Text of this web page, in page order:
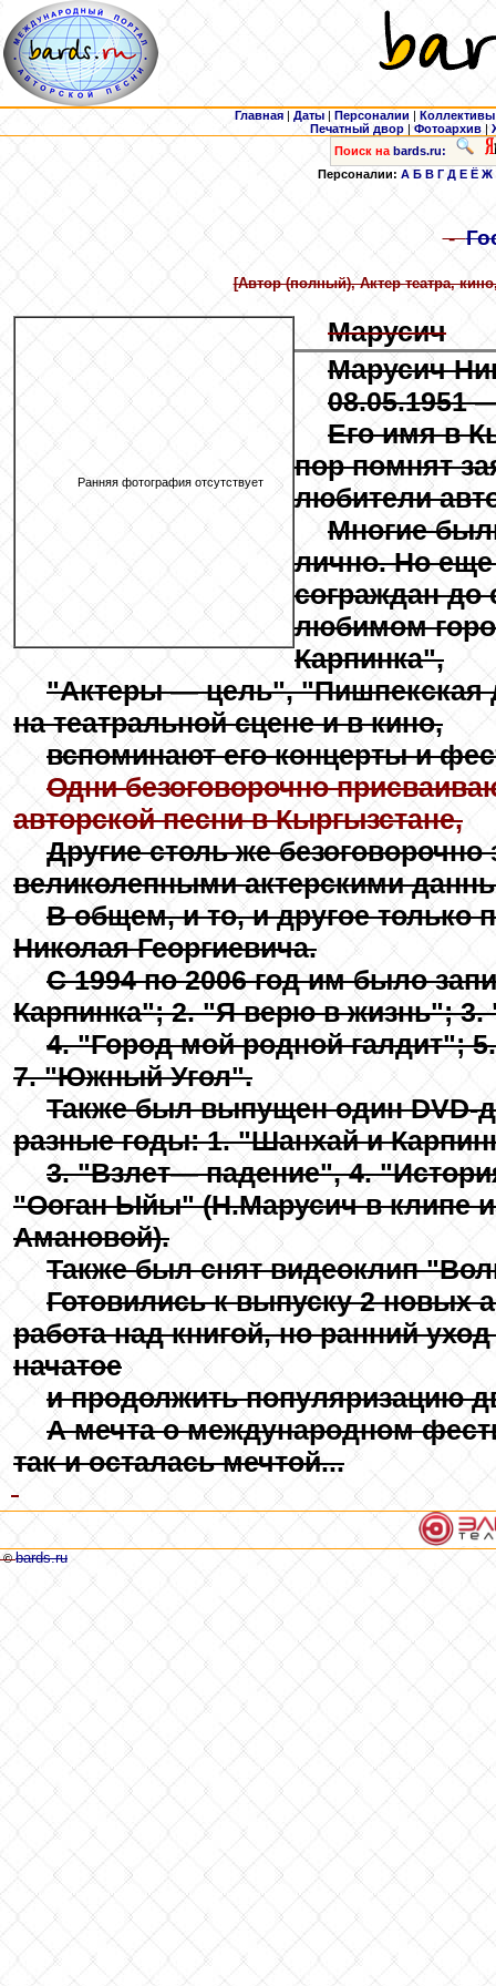
Главная | Даты | Персоналии | Коллективы
Печатный двор |Фотоархив |
Поиск на bards.ru:
Персоналии: А Б В Г Д Е Ё Ж
-
[Автор (полный), Актер театра,
Ранняя фотография отсутствует
Марусич
Марусич
08.05.1951
Его имя в
пор помнят
любители
Многие
лично. Но
сограждан до
любимом
Карпинка",
"Актеры — цель", "Пишпекская
на театральной сцене и в кино,
вспоминают его концерты и
Одни безоговорочно
авторской песни в Кыргызстане,
Другие столь же
великолепными актерскими
В общем, и то, и другое только
Николая Георгиевича.
С 1994 по 2006 год им было
Карпинка"; 2. "Я верю в жизнь";
4. "Город мой родной галдит";
7. "Южный Угол".
Также был выпущен один DVD-
разные годы: 1. "Шанхай и
3. "Взлет— падение", 4.
"Ооган Ыйы" (Н.Марусич в клипе
Амановой).
Также был снят видеоклип
Готовились к выпуску 2 новых
работа над книгой, но ранний
начатое
и продолжить популяризацию
А мечта о международном
так и осталась мечтой...
©bards.ru